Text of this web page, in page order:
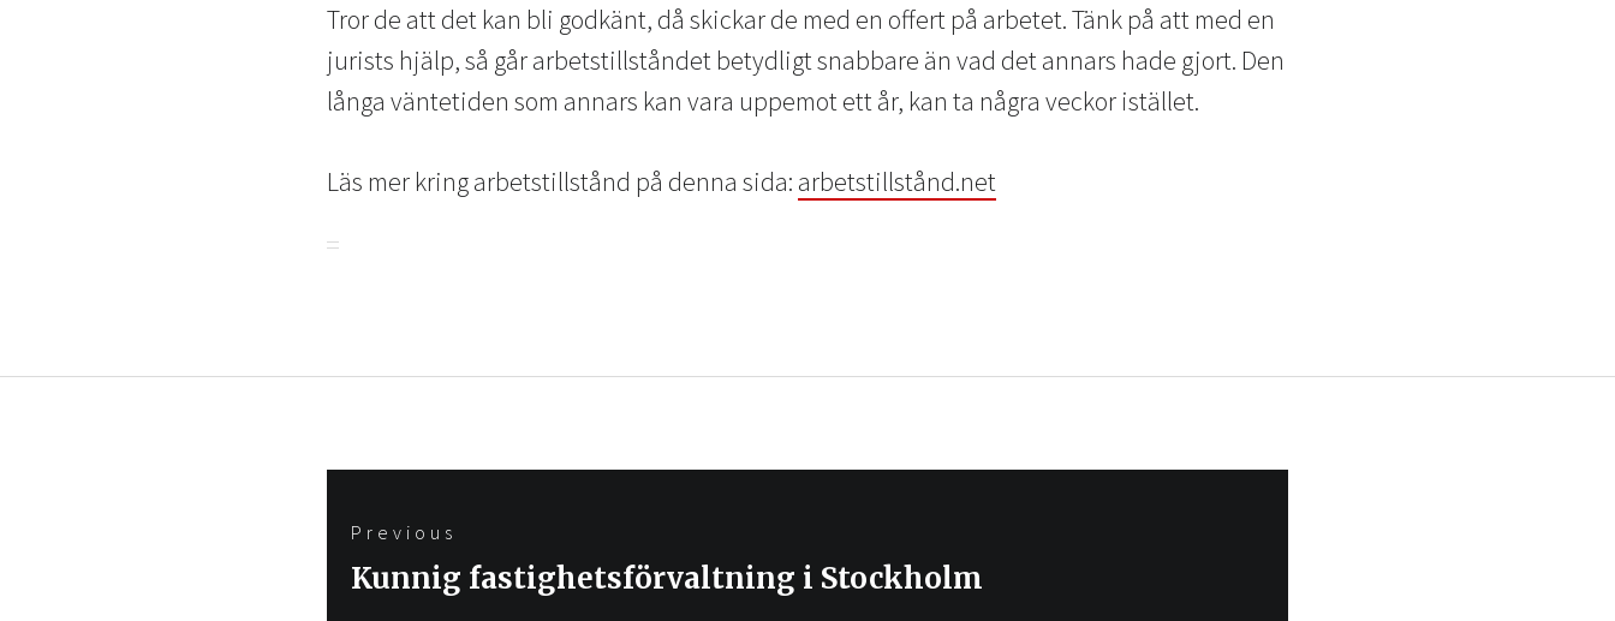
Tror de att det kan bli godkänt, då skickar de med en offert på arbetet. Tänk på att med en
jurists hjälp, så går arbetstillståndet betydligt snabbare än vad det annars hade gjort. Den
långa väntetiden som annars kan vara uppemot ett år, kan ta några veckor istället.
Läs mer kring arbetstillstånd på denna sida: arbetstillstånd.net
Previous
Previous
Kunnig fastighetsförvaltning i Stockholm